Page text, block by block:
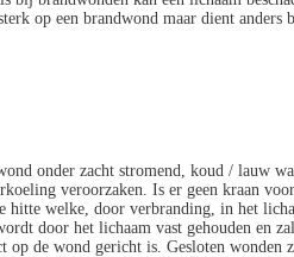
op een brandwond maar dient anders
onder zacht stromend, koud / lauw
veroorzaken. Is er geen kraan voor
hitte welke, door verbranding, in het
door het lichaam vast gehouden en zal
op de wond gericht is. Gesloten wonden